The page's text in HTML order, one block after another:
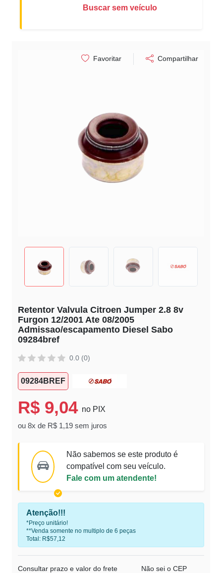
Buscar sem veículo
Favoritar Compartilhar
Retentor Valvula Citroen Jumper 2.8 8v
Furgon 12/2001 Ate 08/2005
Admissao/escapamento Diesel Sabo
09284bref
0.0 (0)
09284BREF
R$ 9,04 no PIX
ou 8x de R$ 1,19 sem juros
Não sabemos se este produto é
compatível com seu veículo.
Fale com um atendente!
Atenção!!!
*Preço unitário!
**Venda somente no multiplo de 6 peças
Total: R$57,12
Consultar prazo e valor do frete Não sei o CEP